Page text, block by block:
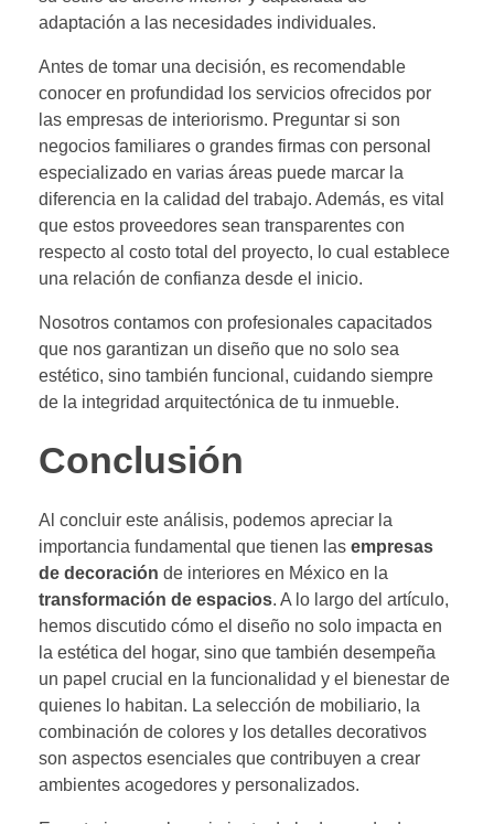
adaptación a las necesidades individuales.
Antes de tomar una decisión, es recomendable
conocer en profundidad los servicios ofrecidos por
las empresas de interiorismo. Preguntar si son
negocios familiares o grandes firmas con personal
especializado en varias áreas puede marcar la
diferencia en la calidad del trabajo. Además, es vital
que estos proveedores sean transparentes con
respecto al costo total del proyecto, lo cual establece
una relación de confianza desde el inicio.
Nosotros contamos con profesionales capacitados
que nos garantizan un diseño que no solo sea
estético, sino también funcional, cuidando siempre
de la integridad arquitectónica de tu inmueble.
Conclusión
Al concluir este análisis, podemos apreciar la
importancia fundamental que tienen las empresas
de decoración de interiores en México en la
transformación de espacios. A lo largo del artículo,
hemos discutido cómo el diseño no solo impacta en
la estética del hogar, sino que también desempeña
un papel crucial en la funcionalidad y el bienestar de
quienes lo habitan. La selección de mobiliario, la
combinación de colores y los detalles decorativos
son aspectos esenciales que contribuyen a crear
ambientes acogedores y personalizados.